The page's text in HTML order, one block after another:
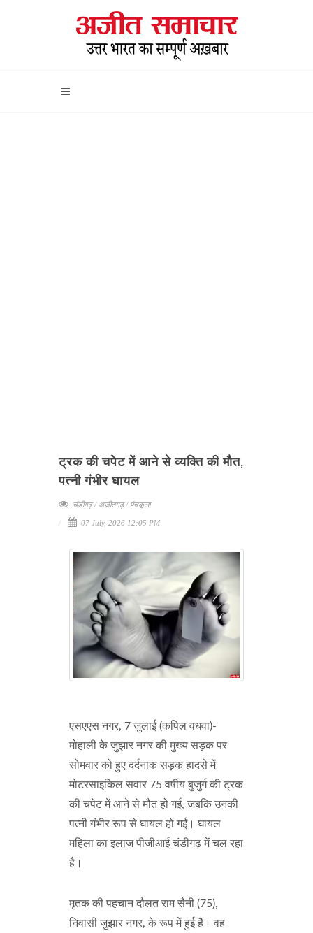
ट्रक की चपेट में आने से व्यक्ति की मौत,
पत्नी गंभीर घायल
चंडीगढ़ / अजीतगढ़ / पंचकूला
07 July, 2026 12:05 PM
एसएएस नगर, 7 जुलाई (कपिल वधवा)-
मोहाली के जुझार नगर की मुख्य सड़क पर
सोमवार को हुए दर्दनाक सड़क हादसे में
मोटरसाइकिल सवार 75 वर्षीय बुजुर्ग की ट्रक
की चपेट में आने से मौत हो गई, जबकि उनकी
पत्नी गंभीर रूप से घायल हो गईं। घायल
महिला का इलाज पीजीआई चंडीगढ़ में चल रहा
है।
मृतक की पहचान दौलत राम सैनी (75),
निवासी जुझार नगर, के रूप में हुई है। वह